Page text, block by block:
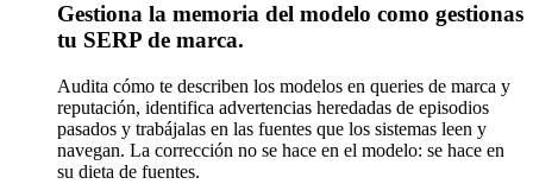
Gestiona la memoria del modelo como gestionas
tu SERP de marca.
Audita cómo te describen los modelos en queries de marca y
reputación, identifica advertencias heredadas de episodios
pasados y trabájalas en las fuentes que los sistemas leen y
navegan. La corrección no se hace en el modelo: se hace en
su dieta de fuentes.